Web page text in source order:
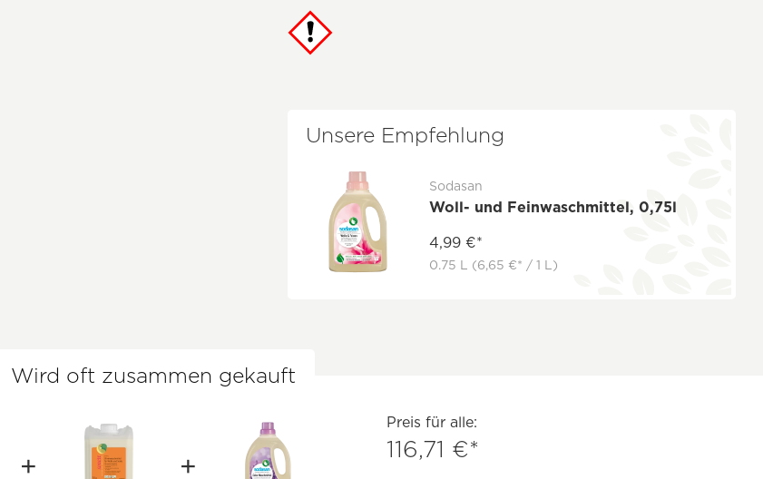
Unsere Empfehlung
Sodasan
Woll- und Feinwaschmittel, 0,75l
4,99 €*
0.75 L (6,65 €* / 1 L)
Wird oft zusammen gekauft
Preis für alle:
116,71 €*